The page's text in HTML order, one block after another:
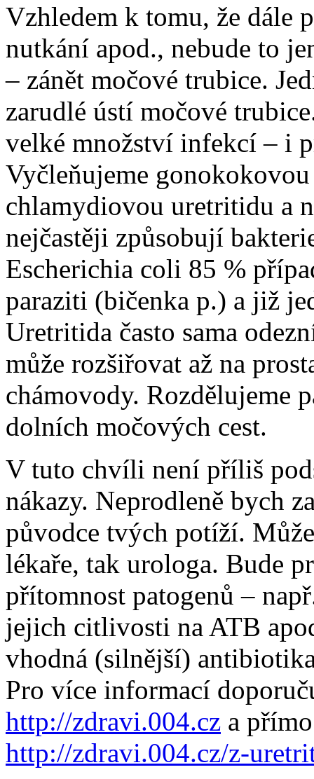
Vzhledem k tomu, že dále
nutkání apod., nebude to
– zánět močové trubice.
zarudlé ústí močové
velké množství infekcí – i
Vyčleňujeme
chlamydiovou uretritidu a
nejčastěji způsobují
Escherichia coli 85 %
paraziti (bičenka p.) a již
Uretritida často sama
může rozšiřovat až na
chámovody. Rozdělujeme
dolních močových cest.
V tuto chvíli není příliš
nákazy. Neprodleně bych
původce tvých potíží.
lékaře, tak urologa. Bude
přítomnost patogenů –
jejich citlivosti na ATB
vhodná (silnější)
Pro více informací
http://zdravi.004.cz a
http://zdravi.004.cz/z-